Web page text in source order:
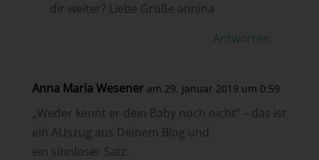
dir weiter? Liebe Grüße annina
Antworten
Anna Maria Wesener am 29. Januar 2019 um 0:59
„Weder kennt er dein Baby noch nicht“ – das ist
ein AUszug aus Deinem Blog und
ein sinnloser Satz.